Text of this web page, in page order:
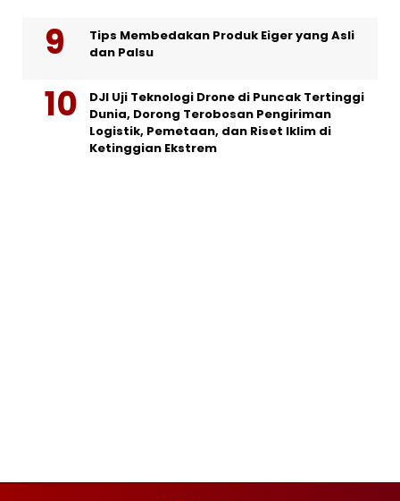
Tips Membedakan Produk Eiger yang Asli
dan Palsu
DJI Uji Teknologi Drone di Puncak Tertinggi
Dunia, Dorong Terobosan Pengiriman
Logistik, Pemetaan, dan Riset Iklim di
Ketinggian Ekstrem